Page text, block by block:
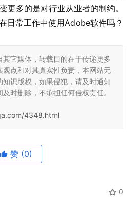
更多的是对行业从业者的制约。
日常工作中使用Adobe软件吗？
它媒体，转载目的在于传递更多
点和对其真实性负责，本网站无
识版权，如果侵犯，请及时通知
时删除，不承担任何侵权责任。
4348.html
赞 (0)
0